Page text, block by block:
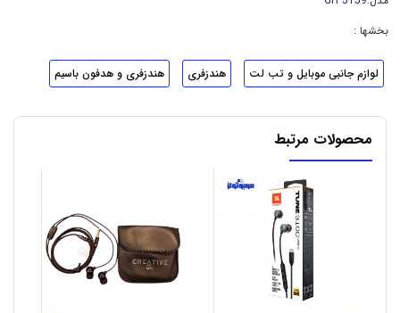
بخشها :
لوازم جانبی موبایل و تب لت هندزفری هندزفری و هدفون باسیم
محصولات مرتبط